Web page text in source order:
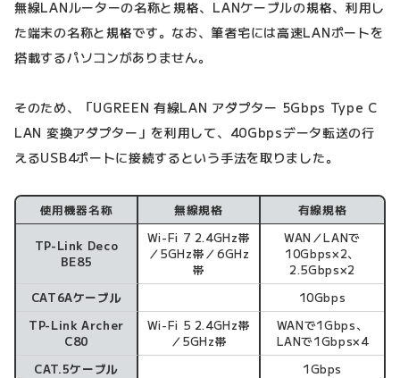
無線LANルーターの名称と規格、LANケーブルの規格、利用し
た端末の名称と規格です。なお、筆者宅には高速LANポートを
搭載するパソコンがありません。
そのため、「UGREEN 有線LAN アダプター 5Gbps Type C
LAN 変換アダプター」を利用して、40Gbpsデータ転送の行
えるUSB4ポートに接続するという手法を取りました。
使用機器名称 無線規格 有線規格
TP-Link Deco
BE85
Wi-Fi 7 2.4GHz帯
／5GHz帯／6GHz
帯
WAN／LANで
10Gbps×2、
2.5Gbps×2
CAT6Aケーブル
10Gbps
TP-Link Archer
C80
Wi-Fi 5 2.4GHz帯
／5GHz帯
WANで1Gbps、
LANで1Gbps×4
CAT.5ケーブル
1Gbps